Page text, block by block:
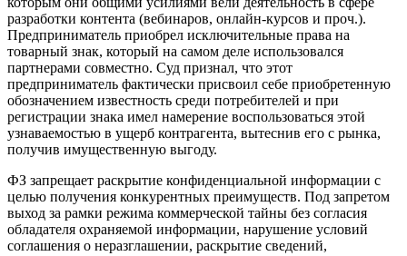
разработки контента (вебинаров, онлайн-курсов и проч.).
Предприниматель приобрел исключительные права на
товарный знак, который на самом деле использовался
партнерами совместно. Суд признал, что этот
предприниматель фактически присвоил себе приобретенную
обозначением известность среди потребителей и при
регистрации знака имел намерение воспользоваться этой
узнаваемостью в ущерб контрагента, вытеснив его с рынка,
получив имущественную выгоду.
ФЗ запрещает раскрытие конфиденциальной информации с
целью получения конкурентных преимуществ. Под запретом
выход за рамки режима коммерческой тайны без согласия
обладателя охраняемой информации, нарушение условий
соглашения о неразглашении, раскрытие сведений,